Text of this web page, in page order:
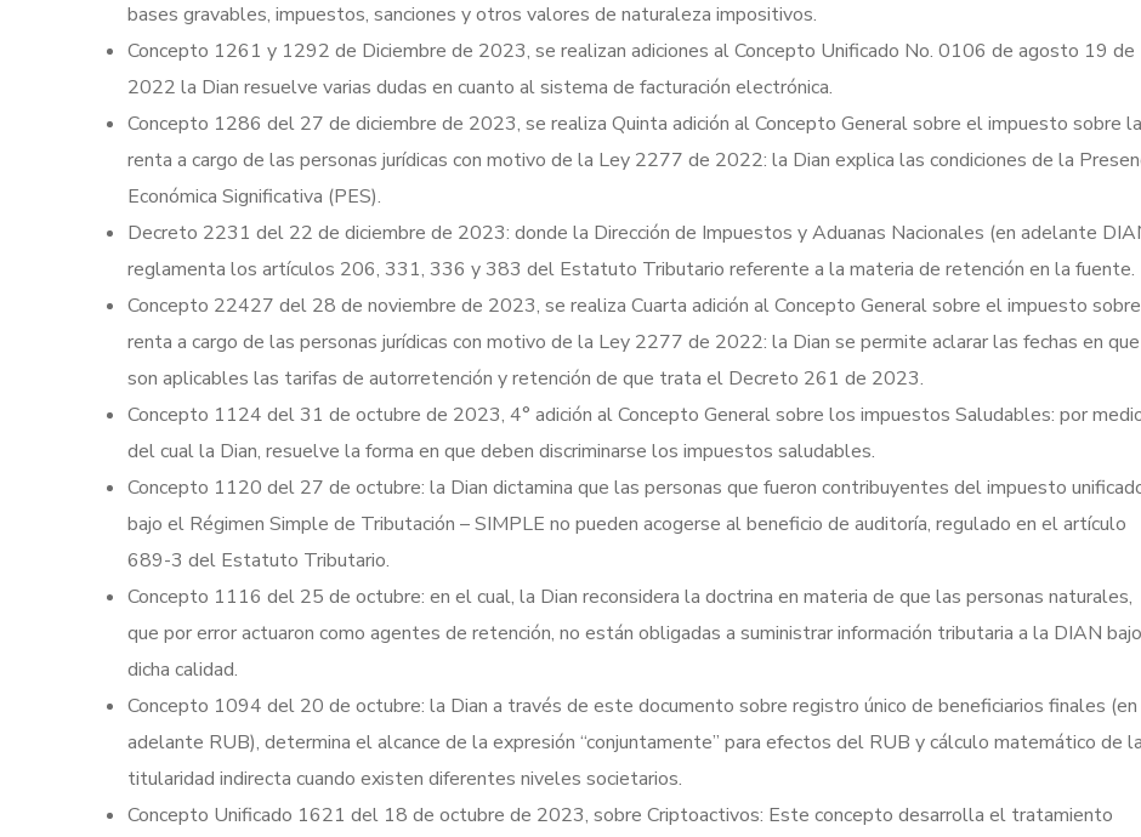
bases gravables, impuestos, sanciones y otros valores de naturaleza impositivos.
Concepto 1261 y 1292 de Diciembre de 2023, se realizan adiciones al Concepto Unificado No. 0106 de agosto 19 de
2022 la Dian resuelve varias dudas en cuanto al sistema de facturación electrónica.
Concepto 1286 del 27 de diciembre de 2023, se realiza Quinta adición al Concepto General sobre el impuesto sobre la
renta a cargo de las personas jurídicas con motivo de la Ley 2277 de 2022: la Dian explica las condiciones de la
Económica Significativa (PES).
Decreto 2231 del 22 de diciembre de 2023: donde la Dirección de Impuestos y Aduanas Nacionales (en adelante
reglamenta los artículos 206, 331, 336 y 383 del Estatuto Tributario referente a la materia de retención en la fuente.
Concepto 22427 del 28 de noviembre de 2023, se realiza Cuarta adición al Concepto General sobre el impuesto
renta a cargo de las personas jurídicas con motivo de la Ley 2277 de 2022: la Dian se permite aclarar las fechas en que
son aplicables las tarifas de autorretención y retención de que trata el Decreto 261 de 2023.
Concepto 1124 del 31 de octubre de 2023, 4° adición al Concepto General sobre los impuestos Saludables: por
del cual la Dian, resuelve la forma en que deben discriminarse los impuestos saludables.
Concepto 1120 del 27 de octubre: la Dian dictamina que las personas que fueron contribuyentes del impuesto
bajo el Régimen Simple de Tributación – SIMPLE no pueden acogerse al beneficio de auditoría, regulado en el artículo
689-3 del Estatuto Tributario.
Concepto 1116 del 25 de octubre: en el cual, la Dian reconsidera la doctrina en materia de que las personas naturales,
que por error actuaron como agentes de retención, no están obligadas a suministrar información tributaria a la DIAN bajo
dicha calidad.
Concepto 1094 del 20 de octubre: la Dian a través de este documento sobre registro único de beneficiarios finales (en
adelante RUB), determina el alcance de la expresión “conjuntamente” para efectos del RUB y cálculo matemático de la
titularidad indirecta cuando existen diferentes niveles societarios.
Concepto Unificado 1621 del 18 de octubre de 2023, sobre Criptoactivos: Este concepto desarrolla el tratamiento